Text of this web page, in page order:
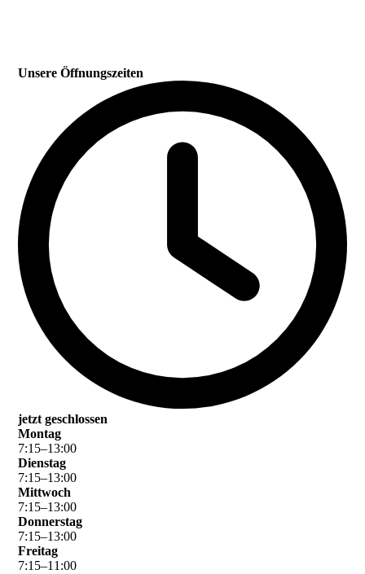
Unsere Öffnungszeiten
jetzt geschlossen
Montag
7:15–13:00
Dienstag
7:15–13:00
Mittwoch
7:15–13:00
Donnerstag
7:15–13:00
Freitag
7:15–11 :00